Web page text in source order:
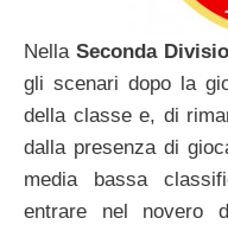
NellaSeconda
gli scenari dopo la
della classe e, di
dalla presenza di
media bassa
entrare nel novero